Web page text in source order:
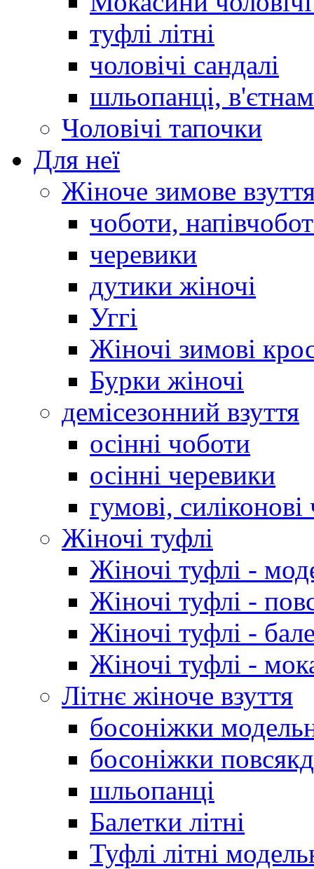
туфлі літні
чоловічі сандалі
шльопанці,
Чоловічі тапочки
Для неї
Жіноче зимове
чоботи,
черевики
дутики жіночі
Уггі
Жіночі зимові
Бурки жіночі
демісезонний взуття
осінні чоботи
осінні черевики
гумові,
Жіночі туфлі
Жіночі туфлі -
Жіночі туфлі -
Жіночі туфлі -
Жіночі туфлі -
Літнє жіноче взуття
босоніжки
босоніжки
шльопанці
Балетки літні
Туфлі літні